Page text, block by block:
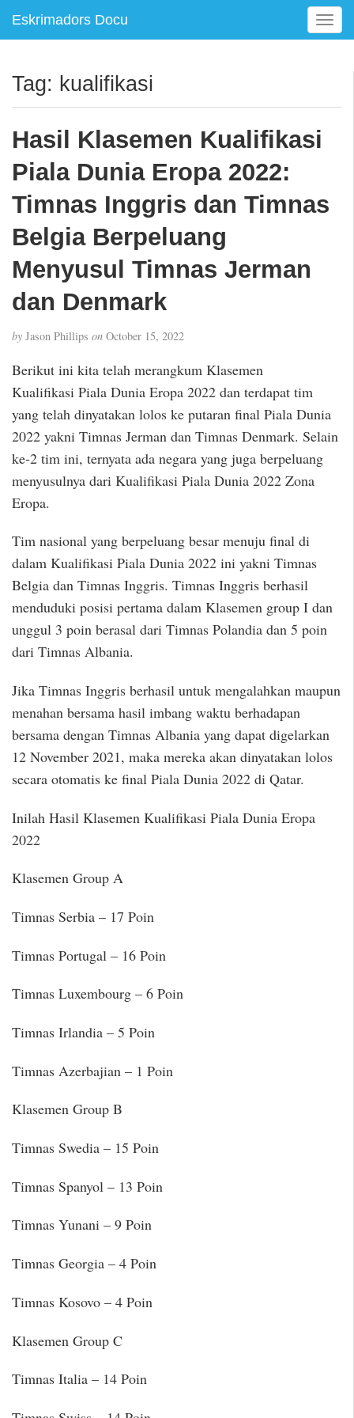
Eskrimadors Docu
T
o
e
a
Tag: kualifikasi
Hasil Klasemen Kualifikasi
Piala Dunia Eropa 2022:
Timnas Inggris dan Timnas
Belgia Berpeluang
Menyusul Timnas Jerman
dan Denmark
by Jason Phillips on October 15, 2022
Berikut ini kita telah merangkum Klasemen
Kualifikasi Piala Dunia Eropa 2022 dan terdapat tim
yang telah dinyatakan lolos ke putaran final Piala Dunia
2022 yakni Timnas Jerman dan Timnas Denmark. Selain
ke-2 tim ini, ternyata ada negara yang juga berpeluang
menyusulnya dari Kualifikasi Piala Dunia 2022 Zona
Eropa.
Tim nasional yang berpeluang besar menuju final di
dalam Kualifikasi Piala Dunia 2022 ini yakni Timnas
Belgia dan Timnas Inggris. Timnas Inggris berhasil
menduduki posisi pertama dalam Klasemen group I dan
unggul 3 poin berasal dari Timnas Polandia dan 5 poin
dari Timnas Albania.
Jika Timnas Inggris berhasil untuk mengalahkan maupun
menahan bersama hasil imbang waktu berhadapan
bersama dengan Timnas Albania yang dapat digelarkan
12 November 2021, maka mereka akan dinyatakan lolos
secara otomatis ke final Piala Dunia 2022 di Qatar.
Inilah Hasil Klasemen Kualifikasi Piala Dunia Eropa
2022
Klasemen Group A
Timnas Serbia – 17 Poin
Timnas Portugal – 16 Poin
Timnas Luxembourg – 6 Poin
Timnas Irlandia – 5 Poin
Timnas Azerbajian – 1 Poin
Klasemen Group B
Timnas Swedia – 15 Poin
Timnas Spanyol – 13 Poin
Timnas Yunani – 9 Poin
Timnas Georgia – 4 Poin
Timnas Kosovo – 4 Poin
Klasemen Group C
Timnas Italia – 14 Poin